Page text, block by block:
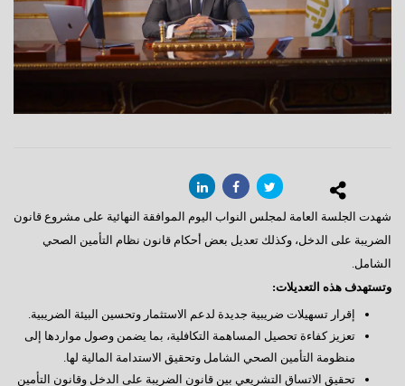
شهدت الجلسة العامة لمجلس النواب اليوم الموافقة النهائية على مشروع قانون
الضريبة على الدخل، وكذلك تعديل بعض أحكام قانون نظام التأمين الصحي
الشامل.
وتستهدف هذه التعديلات:
إقرار تسهيلات ضريبية جديدة لدعم الاستثمار وتحسين البيئة الضريبية.
تعزيز كفاءة تحصيل المساهمة التكافلية، بما يضمن وصول مواردها إلى
منظومة التأمين الصحي الشامل وتحقيق الاستدامة المالية لها.
تحقيق الاتساق التشريعي بين قانون الضريبة على الدخل وقانون التأمين